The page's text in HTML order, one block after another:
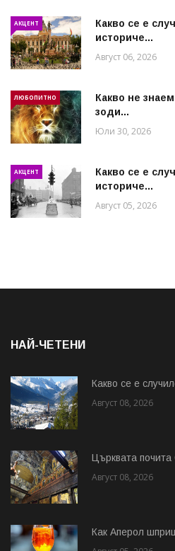
АКЦЕНТ
Какво се е
историче...
Август 06, 2026
ЛЮБОПИТНО
Какво не
зоди...
Юли 30, 2026
АКЦЕНТ
Какво се е
историче...
Август 05, 2026
НАЙ-ЧЕТЕНИ
Какво се е
Август 08, 2026
Църквата
Август 08, 2026
Как Аперол